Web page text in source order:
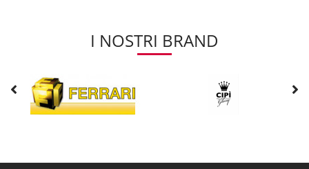
I NOSTRI BRAND